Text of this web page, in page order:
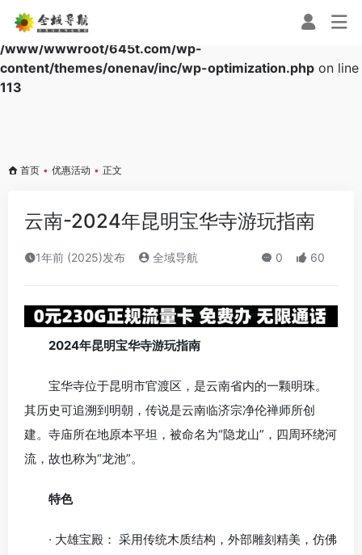
Warning: Array to string conversion in
/www/wwwroot/645t.com/wp-
content/themes/onenav/inc/wp-optimization.php on line
113
首页 • 优惠活动 • 正文
云南-2024年昆明宝华寺游玩指南
1年前 (2025)发布 全域导航 0 60
2024年昆明宝华寺游玩指南
宝华寺位于昆明市官渡区，是云南省内的一颗明珠。
其历史可追溯到明朝，传说是云南临济宗净伦禅师所创
建。寺庙所在地原本平坦，被命名为“隐龙山”，四周环绕河
流，故也称为“龙池”。
特色
· 大雄宝殿： 采用传统木质结构，外部雕刻精美，仿佛